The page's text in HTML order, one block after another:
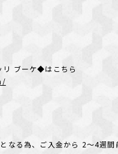
ブーケ◆はこちら
なる為、ご入金から 2〜4週間